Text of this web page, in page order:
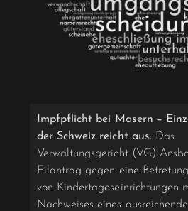
Impfpflicht bei Masern –
der Schweiz reicht aus. Das
Verwaltungsgericht (VG)
Eilantrag gegen eine
von Kindertageseinrichtungen
Nachweises eines